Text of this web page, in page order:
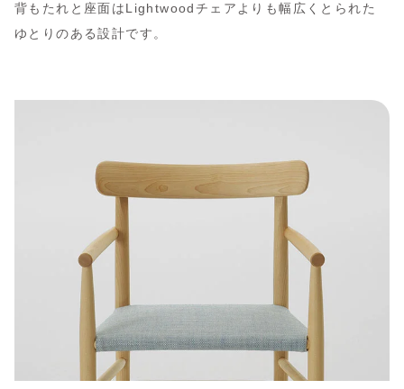
背もたれと座面はLightwoodチェアよりも幅広くとられた
ゆとりのある設計です。